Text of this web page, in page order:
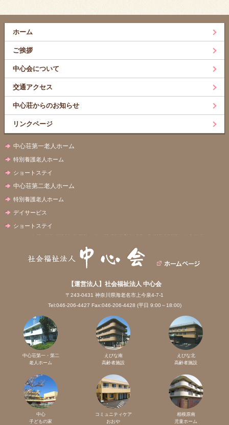
ホーム
ご挨拶
中心会について
交通アクセス
中心荘からのお知らせ
リンクページ
中心荘第一老人ホーム
特別養護老人ホーム
ショートステイ
中心荘第二老人ホーム
特別養護老人ホーム
デイサービス
ショートステイ
【運営法人】社会福祉法人 中心会
〒243-0431 神奈川県海老名市上今泉4-7-1
Tel:046-206-4427 Fax:046-206-4428 (平日 9:00～18:00)
中心荘第一・第二
老人ホーム
えびな南
高齢者施設
えびな北
高齢者施設
中心
子どもの家
コミュニティケア
おおや
相模原南
児童ホーム